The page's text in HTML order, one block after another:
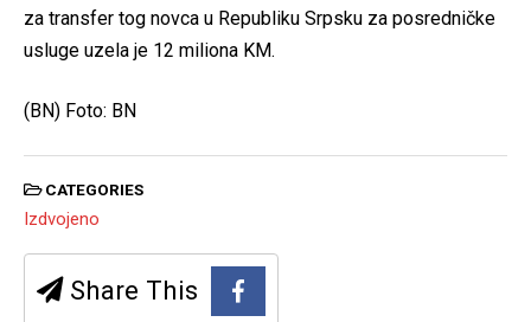
za transfer tog novca u Republiku Srpsku za posredničke
usluge uzela je 12 miliona KM.
(BN) Foto: BN
CATEGORIES
Izdvojeno
Share This